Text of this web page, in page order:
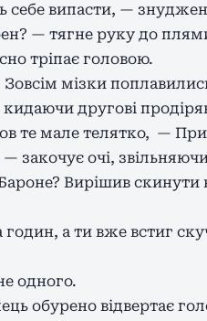
себе випасти, —
— тягне руку до
тріпає головою.
мізки
кидаючи другові
те мале телятко, —
закочує очі,
Вирішив скинути
а ти вже встиг
одного.
обурено відвертає